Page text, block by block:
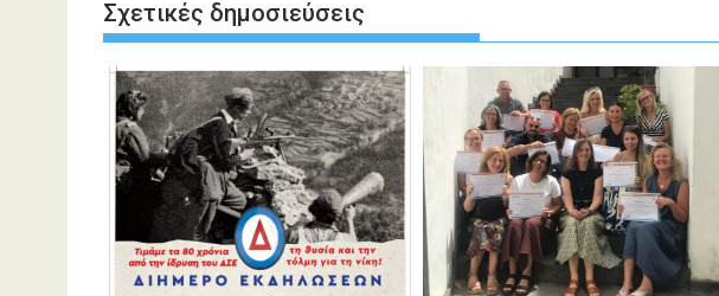
Σχετικές δημοσιεύσεις